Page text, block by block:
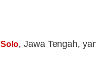
Solo, Jawa Tengah,